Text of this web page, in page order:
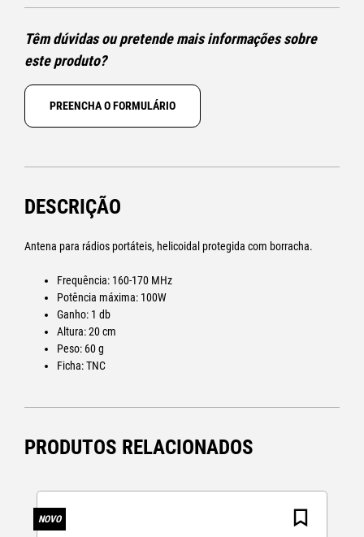
Têm dúvidas ou pretende mais informações sobre
este produto?
PREENCHA O FORMULÁRIO
DESCRIÇÃO
Antena para rádios portáteis, helicoidal protegida com borracha.
Frequência: 160-170 MHz
Potência máxima: 100W
Ganho: 1 db
Altura: 20 cm
Peso: 60 g
Ficha: TNC
PRODUTOS RELACIONADOS
NOVO